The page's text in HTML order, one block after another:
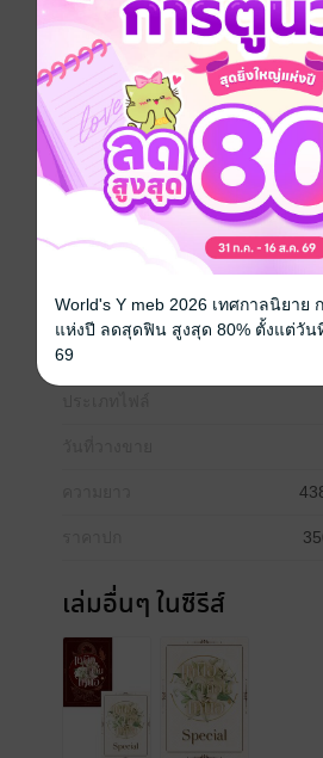
จะเป็นใครที่ได้ไปครอบครอง
'ถ้าไม่รัก'
'เธอก็ไม่น่ามาคบกันตั้งแต่แรก'
#เล่มนี้เป็นเล่มต่อจากเรื่อง 'ไออุ่นจ
สามารถอ่านแยกได้ เนื้อหาไม่เกี่ยว
#แนะนำสำหรับคนใช้ios ซื้อในเว็บ
มาเฟีย หมอ
ซีรีส์
เล่มอื่นๆ ในซีรีส์
World's Y meb 2026 เทศกาลนิยาย
แห่งปี ลดสุดฟิน สูงสุด 80% ตั้งแต่วัน
69